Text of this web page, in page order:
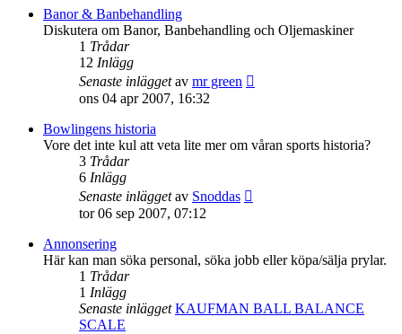
senaste
inlägget
Banor & Banbehandling
Diskutera om Banor, Banbehandling och Oljemaskiner
1 Trådar
12 Inlägg
Senaste inläggetav mr green
inlägget
ons 04 apr 2007, 16:32
Bowlingens historia
Vore det inte kul att veta lite mer om våran sports historia?
3 Trådar
6 Inlägg
Senaste inläggetav Snoddas
inlägget
tor 06 sep 2007, 07:12
Annonsering
Här kan man söka personal, söka jobb eller köpa/sälja prylar.
1 Trådar
1 Inlägg
Senaste inlägget KAUFMAN BALL BALANCE
SCALE